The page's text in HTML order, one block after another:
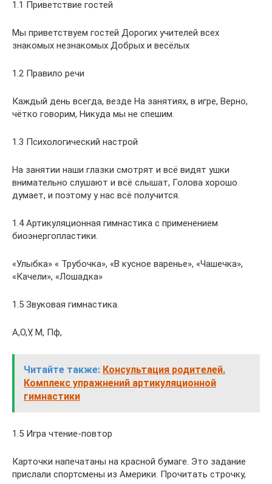
1.1 Приветствие гостей
Мы приветствуем гостей Дорогих учителей всех
знакомых незнакомых Добрых и весёлых
1.2 Правило речи
Каждый день всегда, везде На занятиях, в игре, Верно,
чётко говорим, Никуда мы не спешим.
1.3 Психологический настрой
На занятии наши глазки смотрят и всё видят ушки
внимательно слушают и всё слышат, Голова хорошо
думает, и поэтому у нас всё получится.
1.4 Артикуляционная гимнастика с применением
биоэнергопластики.
«Улыбка» « Трубочка», «В кусное варенье», «Чашечка»,
«Качели», «Лошадка»
1.5 Звуковая гимнастика.
А,О,У, М, Пф,
Читайте также: Консультация родителей.
Комплекс упражнений артикуляционной
гимнастики
1.5 Игра чтение-повтор
Карточки напечатаны на красной бумаге. Это задание
прислали спортсмены из Америки. Прочитать строчку,